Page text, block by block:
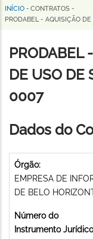
Horizonte
Trilha
navegação
INÍCIO - CONTRATOS -
PRODABEL - AQUISIÇÃO
PRODABEL
DE USO DE
0007
Dados do
Órgão:
EMPRESA DE
DE BELO
Número do
Instrumento